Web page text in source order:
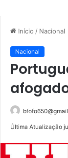
Início / Nacional
Nacional
Última Atualização